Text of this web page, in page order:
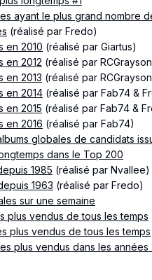
ayant le plus grand nombre
(réalisé par Fredo)
en 2010 (réalisé par Giartus)
en 2012 (réalisé par
en 2013 (réalisé par
en 2014 (réalisé par Fab74 &
en 2015 (réalisé par Fab74 &
en 2016 (réalisé par Fab74)
globales de candidats
dans le Top 200
1985 (réalisé par Nvallee)
1963 (réalisé par Fredo)
sur une semaine
plus vendus de tous les temps
plus vendus de tous les temps
plus vendus dans les années